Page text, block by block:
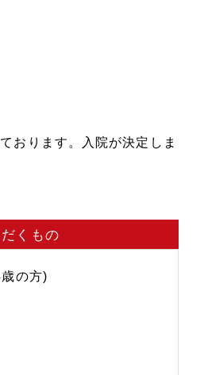
おります。入院が決定しま
くもの
の方)